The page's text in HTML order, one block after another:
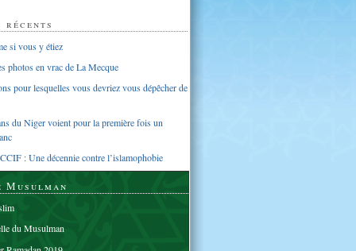
si vous y étiez
photos en vrac de La Mecque
pour lesquelles vous devriez vous dépêcher de
du Niger voient pour la première fois un
: Une décennie contre l’islamophobie
Musulman
du Musulman